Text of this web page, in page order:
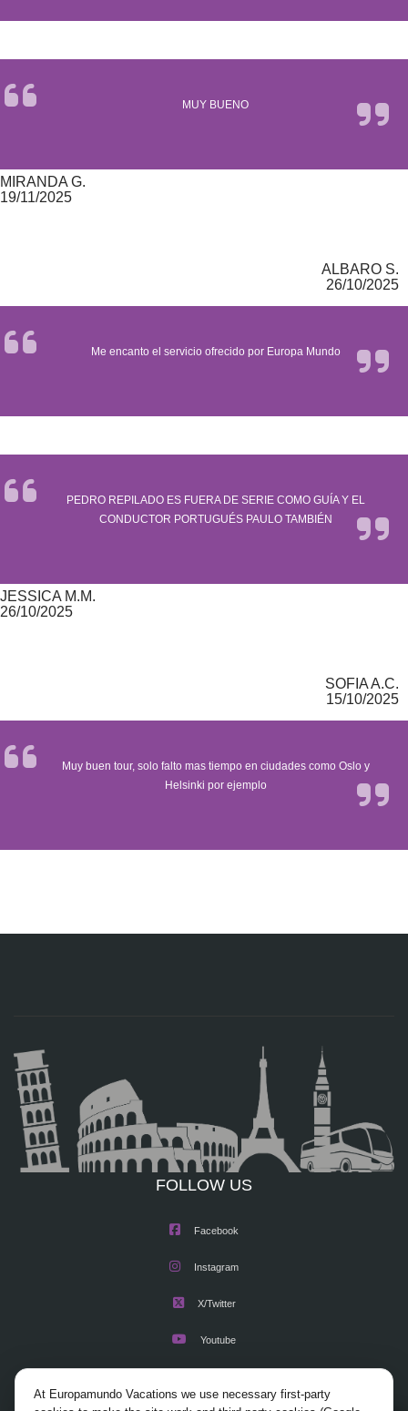
MUY BUENO
MIRANDA G.
19/11/2025
ALBARO S.
26/10/2025
Me encanto el servicio ofrecido por Europa Mundo
PEDRO REPILADO ES FUERA DE SERIE COMO GUÍA Y EL
CONDUCTOR PORTUGUÉS PAULO TAMBIÉN
JESSICA M.M.
26/10/2025
SOFIA A.C.
15/10/2025
Muy buen tour, solo falto mas tiempo en ciudades como Oslo y
Helsinki por ejemplo
FOLLOW US
Facebook
Instagram
X/Twitter
Youtube
At Europamundo Vacations we use necessary first-party